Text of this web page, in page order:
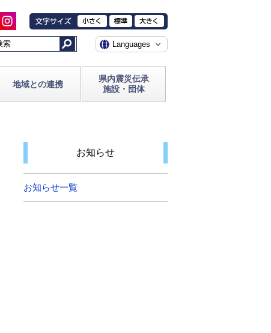
地域との連携
県内震災伝承
施設・団体
お知らせ
お知らせ一覧